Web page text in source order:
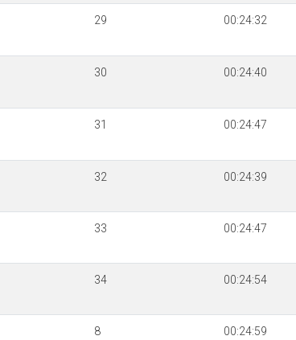
29 00:24:32
30 00:24:40
31 00:24:47
32 00:24:39
33 00:24:47
34 00:24:54
8 00:24:59